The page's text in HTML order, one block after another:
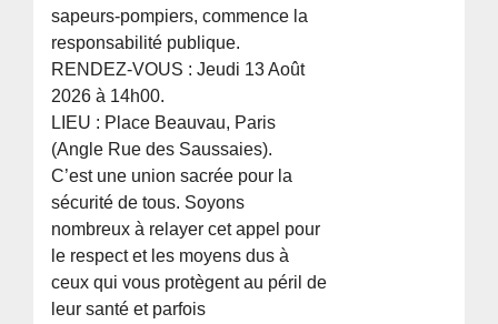
sapeurs-pompiers, commence la
responsabilité publique.
RENDEZ-VOUS : Jeudi 13 Août
2026 à 14h00.
LIEU : Place Beauvau, Paris
(Angle Rue des Saussaies).
C’est une union sacrée pour la
sécurité de tous. Soyons
nombreux à relayer cet appel pour
le respect et les moyens dus à
ceux qui vous protègent au péril de
leur santé et parfois